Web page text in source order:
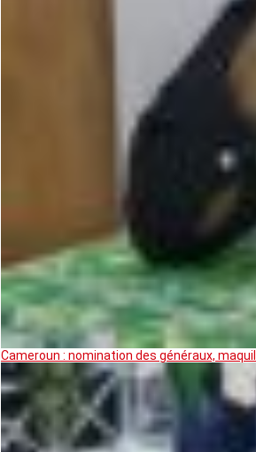
Cameroun : nomination des généraux,